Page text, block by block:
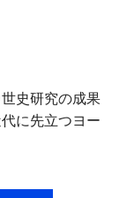
史研究の成果
に先立つヨー